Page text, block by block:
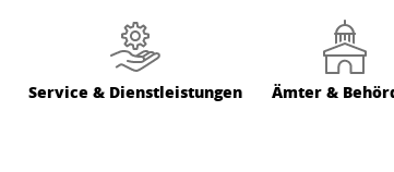
Service & Dienstleistungen Ämter &